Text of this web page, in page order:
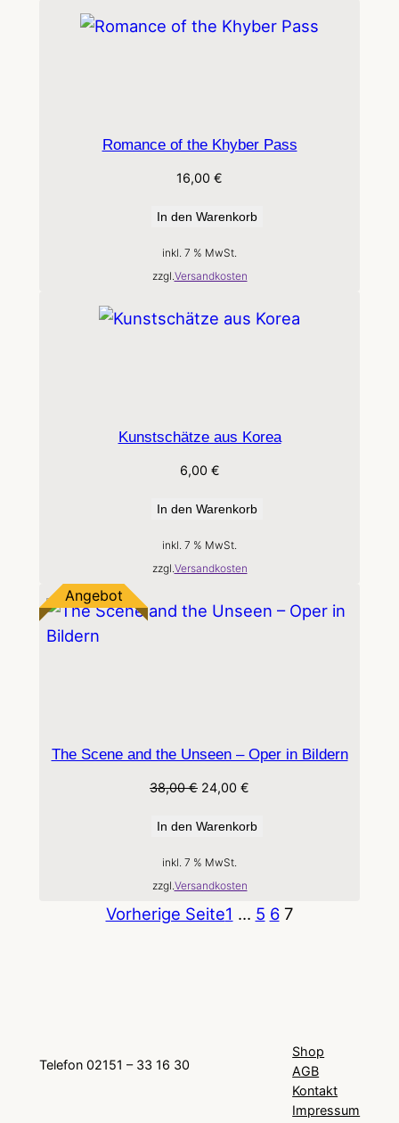
Romance of the Khyber Pass
16,00 €
In den Warenkorb
inkl. 7 % MwSt.
zzgl. Versandkosten
Kunstschätze aus Korea
6,00 €
In den Warenkorb
inkl. 7 % MwSt.
zzgl. Versandkosten
AngebotProdukt
im
The Scene and the Unseen – Oper in Bildern
38,00€ Ursprünglicher
war:
24,00 €
ist:
In den Warenkorb
inkl. 7 % MwSt.
zzgl. Versandkosten
Vorherige Seite1 … 5 6 7
Telefon 02151 – 33 16 30
Shop
AGB
Kontakt
Impressum